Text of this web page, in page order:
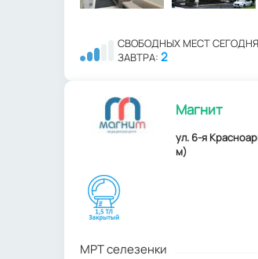
СВОБОДНЫХ МЕСТ
ЗАВТРА: 2
Магнит
ул. 6-я
м)
МРТ селезенки